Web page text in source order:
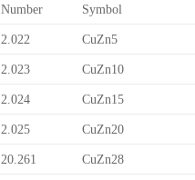
Number Symbol
2.022 CuZn5
2.023 CuZn10
2.024 CuZn15
2.025 CuZn20
20.261 CuZn28